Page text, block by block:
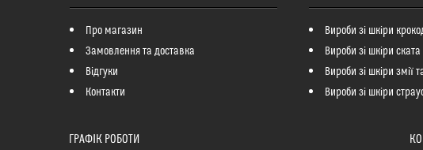
Про магазин
Замовлення та доставка
Відгуки
Контакти
Вироби зі шкіри
Вироби зі шкіри ската
Вироби зі шкіри змії
Вироби зі шкіри
ГРАФІК РОБОТИ